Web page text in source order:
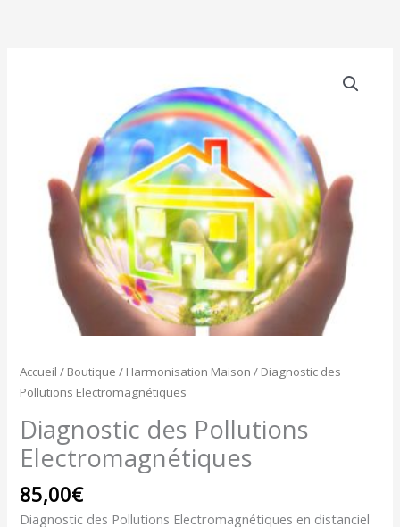
Accueil / Boutique / Harmonisation Maison / Diagnostic des
Pollutions Electromagnétiques
Diagnostic des Pollutions
Electromagnétiques
85,00€
Diagnostic des Pollutions Electromagnétiques en distanciel
Electromagnétiques